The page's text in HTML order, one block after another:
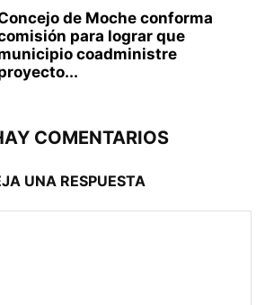
de Moche conforma
para lograr que
coadministre
COMENTARIOS
UNA RESPUESTA